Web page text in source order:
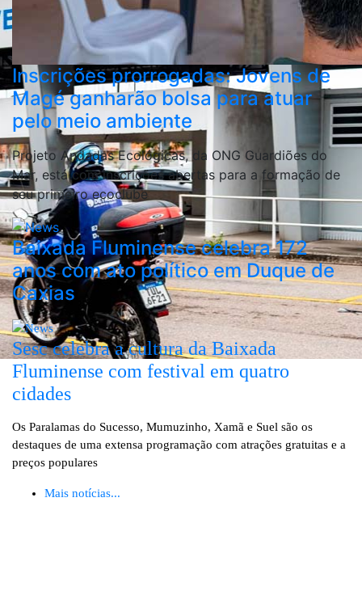
Inscrições prorrogadas: Jovens de
Magé ganharão bolsa para atuar
pelo meio ambiente
Projeto Andadas Ecológicas, da ONG Guardiões do
Mar, está com inscrições abertas para a formação de
seu primeiro ecoclube
Baixada Fluminense celebra 172
anos com ato político em Duque de
Caxias
Sesc celebra a cultura da Baixada
Fluminense com festival em quatro
cidades
Os Paralamas do Sucesso, Mumuzinho, Xamã e Suel são os
destaques de uma extensa programação com atrações gratuitas e a
preços populares
Mais notícias...